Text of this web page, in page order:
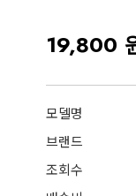
19,800
모델명
브랜드
조회수